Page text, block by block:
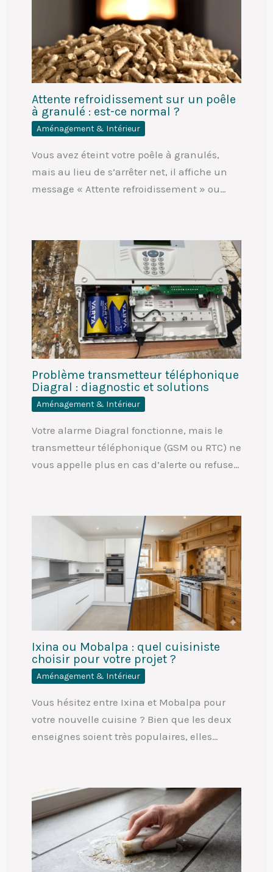
Attente refroidissement sur un poêle
à granulé : est-ce normal ?
Aménagement & Intérieur
Vous avez éteint votre poêle à granulés,
mais au lieu de s’arrêter net, il affiche un
message « Attente refroidissement » ou…
Problème transmetteur téléphonique
Diagral : diagnostic et solutions
Aménagement & Intérieur
Votre alarme Diagral fonctionne, mais le
transmetteur téléphonique (GSM ou RTC) ne
vous appelle plus en cas d’alerte ou refuse…
Ixina ou Mobalpa : quel cuisiniste
choisir pour votre projet ?
Aménagement & Intérieur
Vous hésitez entre Ixina et Mobalpa pour
votre nouvelle cuisine ? Bien que les deux
enseignes soient très populaires, elles…